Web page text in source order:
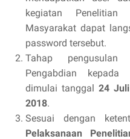
kegiatan Penelitian
Masyarakat dapat
password tersebut.
Tahap
Pengabdian kepada
dimulai tanggal24 Juli
2018.
Sesuai dengan
Pelaksanaan